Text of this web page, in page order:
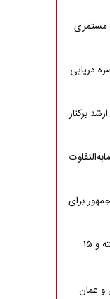
مستمری
دریایی
علیه ایران/۲ مقام‌ ارشد برکنار
برای
تیراندازی در یک مدرسه در تایلند/۲ کشته و ۱۵
و عمان